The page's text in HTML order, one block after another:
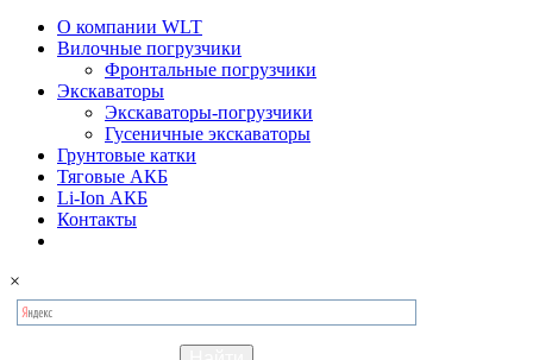
О компании WLT
Вилочные погрузчики
Фронтальные погрузчики
Экскаваторы
Экскаваторы-погрузчики
Гусеничные экскаваторы
Грунтовые катки
Тяговые АКБ
Li-Ion АКБ
Контакты
×